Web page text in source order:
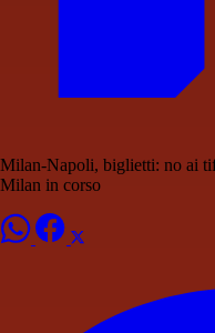
Milan-Napoli, biglietti: no ai
Milan in corso